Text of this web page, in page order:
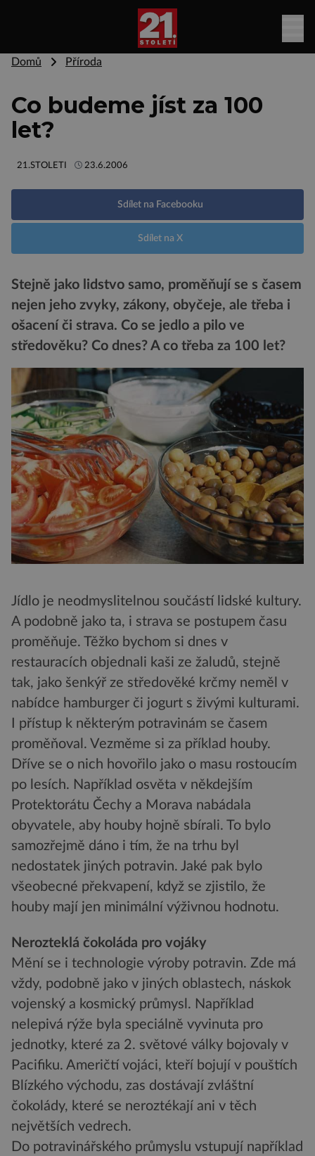
Domů Příroda
Co budeme jíst za 100
let?
21.STOLETI 23.6.2006
Sdílet na Facebooku
Sdílet na X
Stejně jako lidstvo samo, proměňují se s časem
nejen jeho zvyky, zákony, obyčeje, ale třeba i
ošacení či strava. Co se jedlo a pilo ve
středověku? Co dnes? A co třeba za 100 let?
Jídlo je neodmyslitelnou součástí lidské kultury.
A podobně jako ta, i strava se postupem času
proměňuje. Těžko bychom si dnes v
restauracích objednali kaši ze žaludů, stejně
tak, jako šenkýř ze středověké krčmy neměl v
nabídce hamburger či jogurt s živými kulturami.
I přístup k některým potravinám se časem
proměňoval. Vezměme si za příklad houby.
Dříve se o nich hovořilo jako o masu rostoucím
po lesích. Například osvěta v někdejším
Protektorátu Čechy a Morava nabádala
obyvatele, aby houby hojně sbírali. To bylo
samozřejmě dáno i tím, že na trhu byl
nedostatek jiných potravin. Jaké pak bylo
všeobecné překvapení, když se zjistilo, že
houby mají jen minimální výživnou hodnotu.
Nerozteklá čokoláda pro vojáky
Mění se i technologie výroby potravin. Zde má
vždy, podobně jako v jiných oblastech, náskok
vojenský a kosmický průmysl. Například
nelepivá rýže byla speciálně vyvinuta pro
jednotky, které za 2. světové války bojovaly v
Pacifiku. Američtí vojáci, kteří bojují v pouštích
Blízkého východu, zas dostávají zvláštní
čokolády, které se neroztékají ani v těch
největších vedrech.
Do potravinářského průmyslu vstupují například